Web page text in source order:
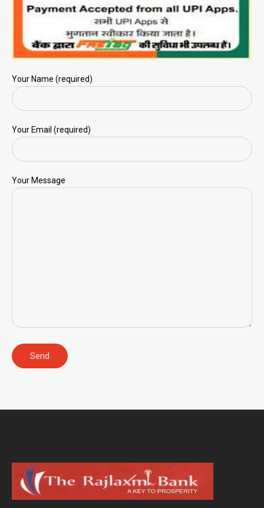
Your Name (required)
Your Email (required)
Your Message